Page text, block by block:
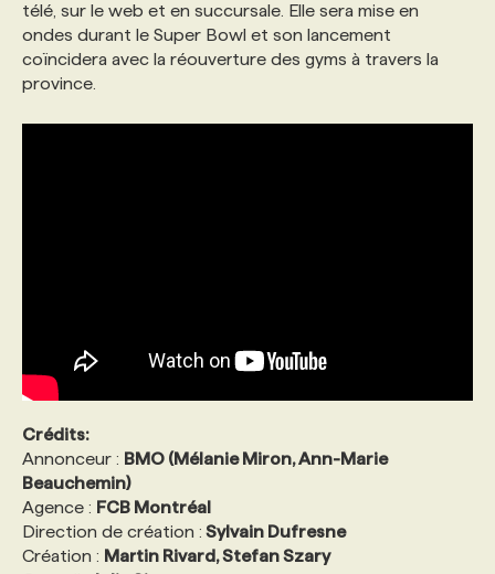
télé, sur le web et en succursale. Elle sera mise en
ondes durant le Super Bowl et son lancement
coïncidera avec la réouverture des gyms à travers la
province.
Crédits:
Annonceur : BMO (Mélanie Miron, Ann-Marie
Beauchemin)
Agence : FCB Montréal
Direction de création : Sylvain Dufresne
Création : Martin Rivard, Stefan Szary